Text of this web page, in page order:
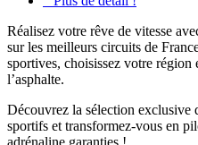
Réalisez votre rêve de vitesse
sur les meilleurs circuits de
sportives, choisissez votre région
l’asphalte.
Découvrez la sélection exclusive
sportifs et transformez-vous en
adrénaline garanties !